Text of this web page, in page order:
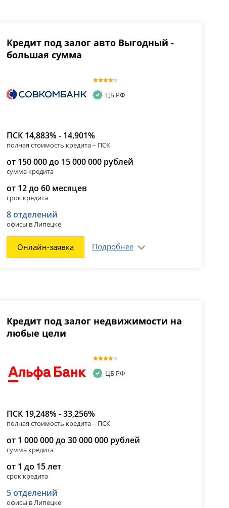
Кредит под залог авто Выгодный -
большая сумма
ЦБ РФ
ПСК 14,883% - 14,901%
полная стоимость кредита – ПСК
от 150 000 до 15 000 000 рублей
сумма кредита
от 12 до 60 месяцев
срок кредита
8 отделений
офисы в Липецке
Онлайн-заявка Подробнее
Кредит под залог недвижимости на
любые цели
ЦБ РФ
ПСК 19,248% - 33,256%
полная стоимость кредита – ПСК
от 1 000 000 до 30 000 000 рублей
сумма кредита
от 1 до 15 лет
срок кредита
5 отделений
офисы в Липецке